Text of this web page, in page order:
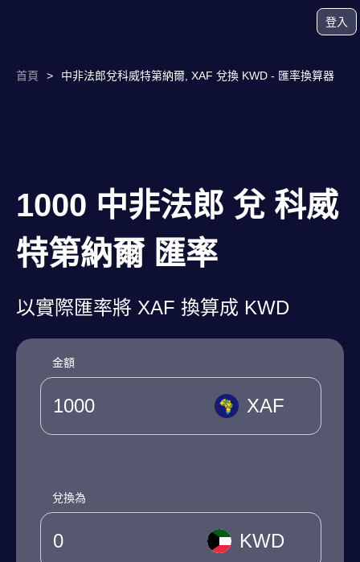
登入
首頁 > 中非法郎兌科威特第納爾, XAF 兌換 KWD - 匯率換算器
1000 中非法郎 兌 科威
特第納爾 匯率
以實際匯率將 XAF 換算成 KWD
金額
XAF
兌換為
KWD